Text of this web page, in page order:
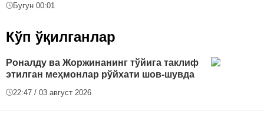
Бугун 00:01
Кўп ўқилганлар
Роналду ва Жоржинанинг тўйига таклиф
этилган меҳмонлар рўйхати шов-шувда
22:47 / 03 август 2026